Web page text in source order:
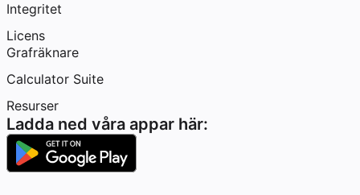
Integritet
Licens
Grafräknare
Calculator Suite
Resurser
Ladda ned våra appar här: